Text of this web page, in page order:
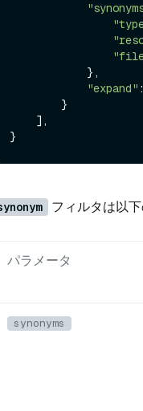
"expand" :
フィルタは以
パラメータ
synonyms